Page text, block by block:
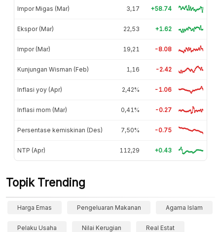
Impor Migas (Mar) 3,17 +58.74
Ekspor (Mar) 22,53 +1.62
Impor (Mar) 19,21 -8.08
Kunjungan Wisman (Feb) 1,16 -2.42
Inflasi yoy (Apr) 2,42% -1.06
Inflasi mom (Mar) 0,41% -0.27
Persentase kemiskinan (Des) 7,50% -0.75
NTP (Apr) 112,29 +0.43
Topik Trending
Harga Emas Pengeluaran Makanan Agama Islam
Pelaku Usaha Nilai Kerugian Real Estat